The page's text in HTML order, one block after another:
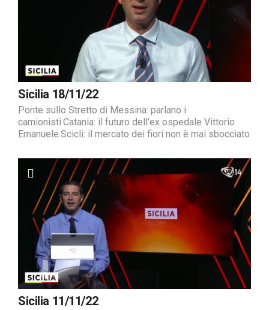
Sicilia 18/11/22
Ponte sullo Stretto di Messina: parlano i
camionisti.Catania: il futuro dell’ex ospedale Vittorio
Emanuele.Scicli: il mercato dei fiori non è mai sbocciato
Sicilia 11/11/22